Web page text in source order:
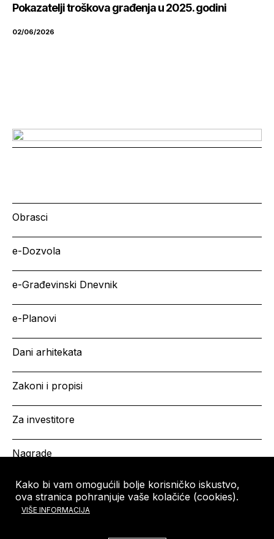
Kako bi vam omogućili bolje korisničko iskustvo,
ova stranica pohranjuje vaše kolačiće (cookies).
VIŠE INFORMACIJA
Pokazatelji troškova građenja u 2025. godini
02/06/2026
Obrasci
e-Dozvola
e-Građevinski Dnevnik
e-Planovi
Dani arhitekata
Zakoni i propisi
Za investitore
Nagrade
HRVATSKA KOMORA
ARHITEKATA
Copyright © HKA 2026